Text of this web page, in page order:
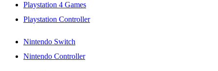
Playstation 4 Games
Playstation Controller
Nintendo Switch
Nintendo Controller